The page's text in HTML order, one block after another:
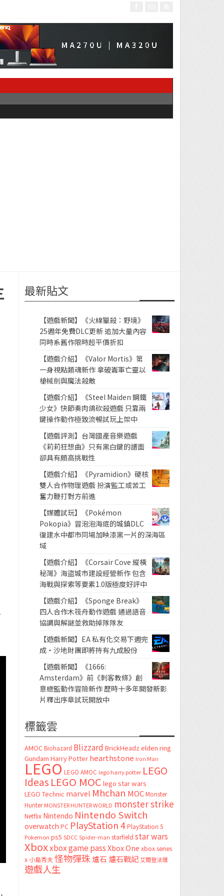
最新貼文
【遊戲新聞】《火線獵殺：野境》
25週年免費DLC更新 追加大量內容
同時系舊作限時超平價折扣
【遊戲介紹】《Valor Mortis》第
一身視點類魂新作 拿破崙軍亡靈以
槍械劍與魔法殺敵
【遊戲介紹】《Steel Maiden 鋼鐵
少女》快節奏肉鴿砍殺遊戲 只靠兩
鍵操作動作極致流暢試玩上架中
【遊戲評測】台灣國產音樂遊戲
《莉莉狂想曲》只有黑白鍵的譜面
卻具有頗高挑戰性
【遊戲介紹】《Pyramidion》硬核
雙人合作物理遊戲 扮演監工或苦工
奮力鞭打對方前進
【媒體試玩】《Pokémon
Pokopia》冒泡泡海底的城鎮DLC
復建水中都市同場加映漆黑一片的深海區
域
【遊戲介紹】《Corsair Cove 縱橫
秘灣》海盜城市建設經營新作 包含
海戰與探索等要素1.0版極度好評中
【遊戲介紹】《Sponge Break》
四人合作木筏舟動作遊戲 通過語音
協調與解謎並救助掉隊隊友
【遊戲新聞】EA 私有化交易下週完
成・沙地財團即將持有九成股份
【遊戲新聞】《1666:
Amsterdam》前《刺客教條》創
意總監動作冒險新作 歷時十多年開發新影
片釋出序章試玩開放中
標籤雲
AMOC Biohazard Blizzard BrickHeadz elden ring
Gundam Harry Potter hearthstone Iron Man
LEGO LEGO AMOC lego harry potter LEGO
Ideas LEGO MOC lego star wars
LEGO Technic marvel Mhchan MOC Monster
Hunter MONSTER HUNTER WORLD monster strike
Netflix Nintendo Nintendo Switch
overwatch PC PlayStation 4 PlayStation 5
Pokemon ps5 SDCC Spider-man starfield star wars
Xboxxbox game passXbox One xbox series
x 小島秀夫怪物彈珠 爐石 爐石戰記艾爾登法環
遊戲人生